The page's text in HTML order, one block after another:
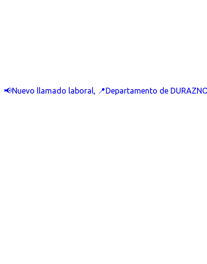
📢Nuevo llamado laboral, 📍Departamento de